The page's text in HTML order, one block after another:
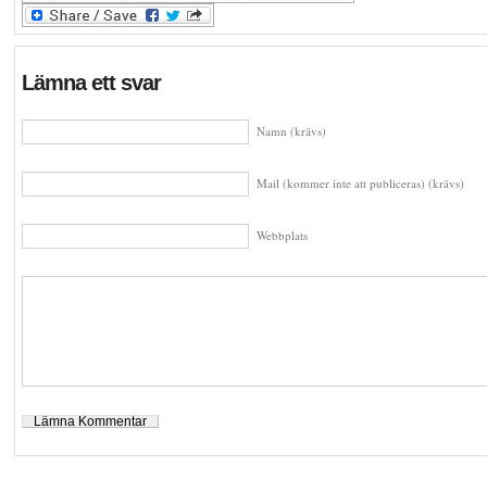
Lämna ett svar
Namn (krävs)
Mail (kommer inte att publiceras) (krävs)
Webbplats